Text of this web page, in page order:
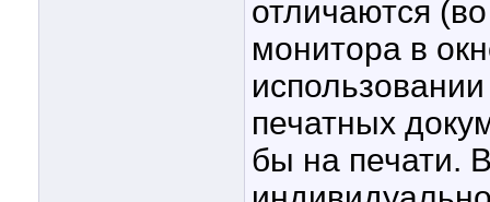
отличаются
монитора в
печатных
бы на печати.